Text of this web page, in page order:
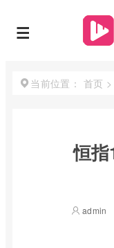
当前位置： 首页 >
恒
admin